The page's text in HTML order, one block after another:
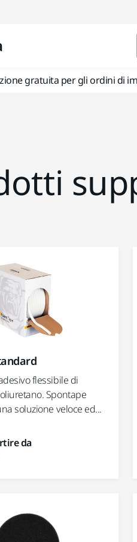
gratuita per gli ordini di
flessibile di
Spontape
soluzione veloce ed...
da